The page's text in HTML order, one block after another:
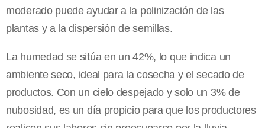
moderado puede ayudar a la polinización de las
plantas y a la dispersión de semillas.
La humedad se sitúa en un 42%, lo que indica un
ambiente seco, ideal para la cosecha y el secado de
productos. Con un cielo despejado y solo un 3% de
nubosidad, es un día propicio para que los productores